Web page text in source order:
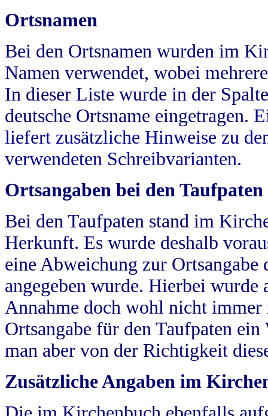
Ortsnamen
Bei den Ortsnamen wurden im
Namen verwendet, wobei
In dieser Liste wurde in der
deutsche Ortsname eingetragen.
liefert zusätzliche Hinweise zu
verwendeten Schreibvarianten.
Ortsangaben bei den Taufpaten
Bei den Taufpaten stand im
Herkunft. Es wurde deshalb
eine Abweichung zur
angegeben wurde. Hierbei wurde
Annahme doch wohl nicht
Ortsangabe für den Taufpaten
man aber von der Richtigkeit
Zusätzliche Angaben im